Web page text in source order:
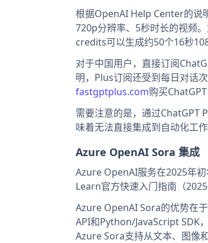
根据OpenAI Help Center的说
720p分辨率、5秒时长的视频
credits可以生成约50个16秒
对于中国用户，直接订阅
明，Plus订阅还受到每日对话
fastgptplus.com购买
需要注意的是，通过ChatGPT
味着无法直接集成到自动化工
Azure OpenAI Sora 集成
Azure OpenAI服务在2025年
Learn官方快速入门指南（
Azure OpenAI Sora的优势在
API和Python/JavaScript SDK
Azure Sora支持从文本、图像